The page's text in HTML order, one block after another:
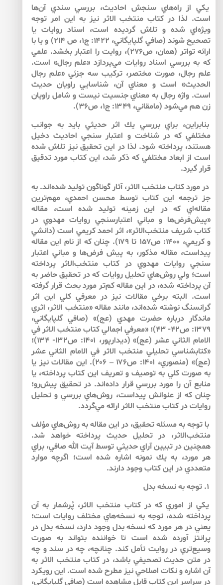
يكي از راه‌‌هاي سنجش احاديث، بررسي سندي آن‌‌ها
است. لذا در كتاب منتخب الاثر نيز به اين امر توجه
ويژه‌‌اي شده و تلاش گرديده است، اسناد روايات يا
تصحيح شوند (صافي گلپايگاني، ۱۴۲۲: ج‏۱، ص ۲۱۴) و يا با
ارائه تواتر (همان، ص۲۷۶)، روايت را اعتبار بخشد. علمي
كه به بررسي اسناد روايات مي‌‌پردازد «علم رجال» است.
علم رجال، صورت مختصر، تركيب سه جزئي «علم رجال
الحديث» است و معناي آن، شناسايي راويان حديث
است. واژه رجال به معناي جنسيت نيست و شامل راويان
زن هم مي‌شود (مامقاني، ۱۳۴۹: ج۱، ص۳۶).
بنابراين، براي بررسي يك اثر حديثي بايد به جوانب
مختلفي كه در شناخت و اعتبار سنجي احاديث دخيل
هستند، پرداخته شود. لذا در اين تحقيق نيز تلاش شده
است از ابعاد مختلفي كه ذكر شد، اين كتاب مورد تدقيق
قرار گيرد.
در مورد كتاب منتخب الاثر، آثار گوناگون توليد شده‌اند. به
جز ترجمه اين كتاب توسط محسن احمدي، مهم‌‌ترين
مقاله‌‌اي كه در اين زمينه توليد شده است، مقاله
«پيش‌فرض‌ها و مباني اعتبارسنجي روايات مهدوي در
كتاب شريف منتخب‌الاثر»، اثر احمد كريمي است (دانشي
و كريمي، ۱۴۰۰: ص۱۵۷ تا ۱۷۹). چنان كه از نام اين مقاله
پيداست، مقاله مذكور، به پيش فرض‌‌ها و مباني اعتبار
سنجي روايات مهدوي در كتاب منتخب‌الاثر پرداخته
است؛ ولي روش‌‌هاي تحليل روايات كه در تحقيق حاضر به
آن پرداخته شده، در اين مقاله كم‌‌تر مورد بحث قرار گرفته
است. البته برخي مقالات نيز در معرفي كلي اين اثر
گرانسنگ نوشته شده‌اند، مانند مقاله «منتخب الاثر، اثري
ماندگار درباره حضرت مهدي (عج)» (صافي گلپايگاني،
۱۳۷۹: ص۴۲- ۴۳)؛ «معرفي اجمالي كتاب منتخب الاثر في
الامام الثاني عشر (عج)» (ديدارپور، ۱۴۰۱: ص۱۳۲- ۱۳۴)؛
«كتابشناسي تحليلي منتخب الاثر في الامام الثاني عشر
(عج)» (منصوري، ۱۴۰۱: ص۱۷۶ – ۲۰۶). اين مقالات نيز يا
به صورت كلي به توصيف و تعريف اين كتاب پرداخته، يا
منابع آن را مورد بررسي قرار داده‌اند. در تحقيق پيش‌رو؛
چنان كه از عنوانش پيداست، روش‌هاي بررسي و تحليل
روايات در كتاب منتخب الاثر ارائه مي‌گردد.
با توجه به مسئله تحقيق، در اين مقاله به روش‌‌هاي مؤلف
منتخب‌الاثر، در تحليل حديث پرداخته خواهد شد.
همچنين در تبيين آراي حديثي توسط آيت الله صافي، براي
هر مورد، به يك نمونه اشاره شده است؛ اگرچه موارد
متعددي در اين كتاب وجود دارند.
۱. توجه به نسخه بدل
يكي از اموري كه در كتاب منتخب الاثر، پُرشمار به آن
پرداخته شده، توجه به نسخه‌‌هاي مختلف روايات است؛
يعني در هر مورد كه نسخه بدل وجود دارد، نسخه بدل در
پرانتز آورده شده است تا خواننده بتواند به صورت
وسيع‌‌تري در روايت تأمل كند. چنانچه، چه در سند و چه
در متن حديث تصحيفي باشد، در كتاب منتخب الاثر به
آن اشاره و نكات اصلاحي نيز مطرح شده است. اين رويكرد
در سراسر اين كتاب قابل مشاهده است (صافي گلپايگاني،